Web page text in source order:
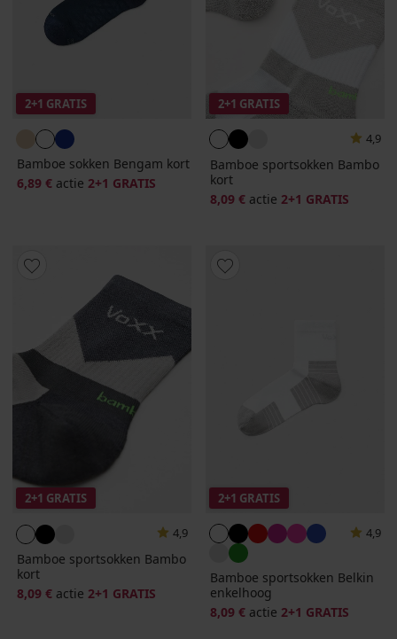
2+1 GRATIS
Bamboe sokken Bengam kort
6,89 € actie 2+1 GRATIS
2+1 GRATIS
4,9
Bamboe sportsokken Bambo
kort
8,09 € actie 2+1 GRATIS
2+1 GRATIS
4,9
Bamboe sportsokken Bambo
kort
8,09 € actie 2+1 GRATIS
2+1 GRATIS
4,9
Bamboe sportsokken Belkin
enkelhoog
8,09 € actie 2+1 GRATIS